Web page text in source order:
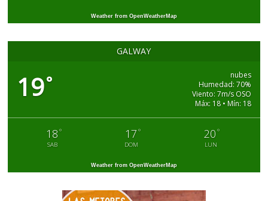
Weather from OpenWeatherMap
GALWAY
19°
nubes
Humedad: 70%
Viento: 7m/s OSO
Máx: 18 • Mín: 18
18 °
SAB
17 °
DOM
20 °
LUN
Weather from OpenWeatherMap